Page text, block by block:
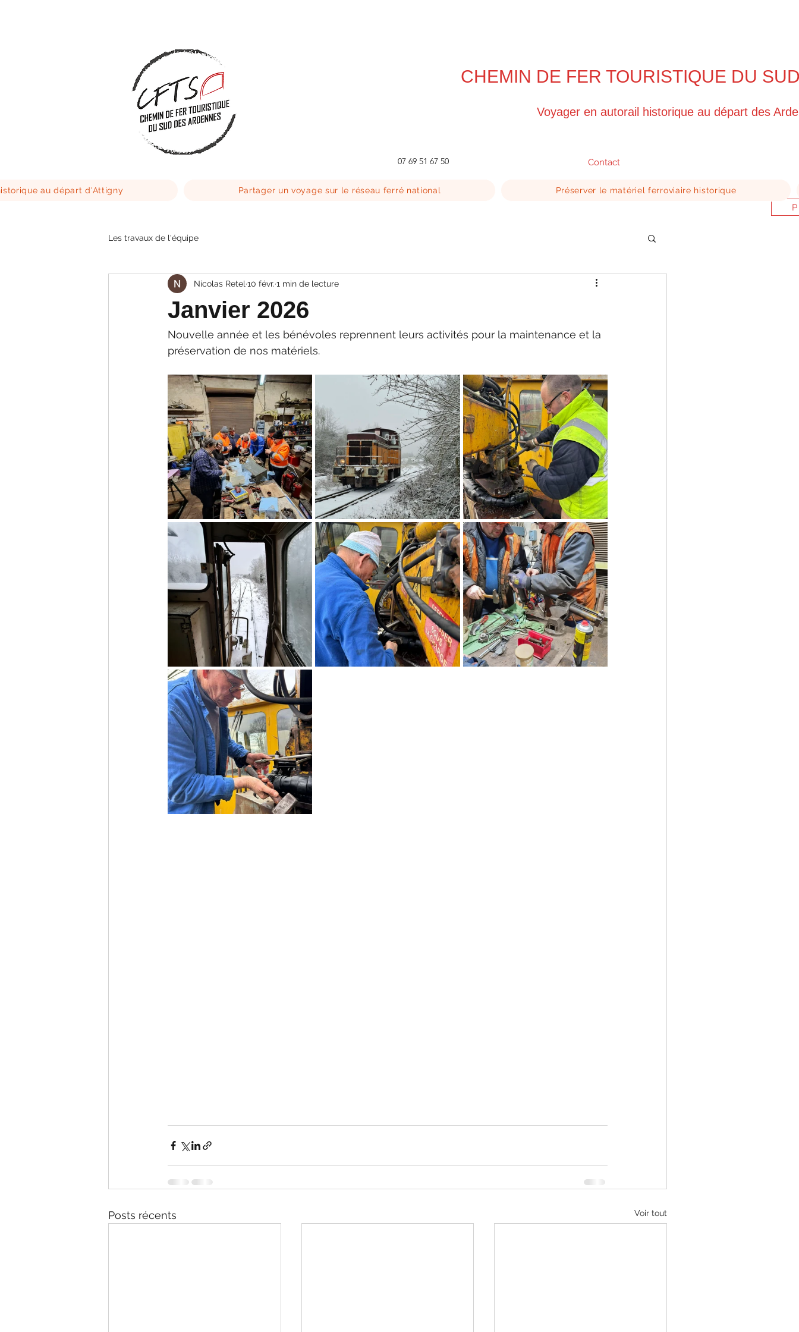
CHEMIN DE FER TOURISTIQUE DU
Voyager en autorail historique au départ des
07 69 51 67 50 Contact
au départ d'Attigny Partager un voyage sur le réseau ferré national Préserver le matériel ferroviaire historique
Les travaux de l'équipe
Janvier 2026
Nicolas Retel 10 févr. 1 min de lecture
Nouvelle année et les bénévoles reprennent leurs activités pour la maintenance et la
préservation de nos matériels.
Posts récents Voir tout